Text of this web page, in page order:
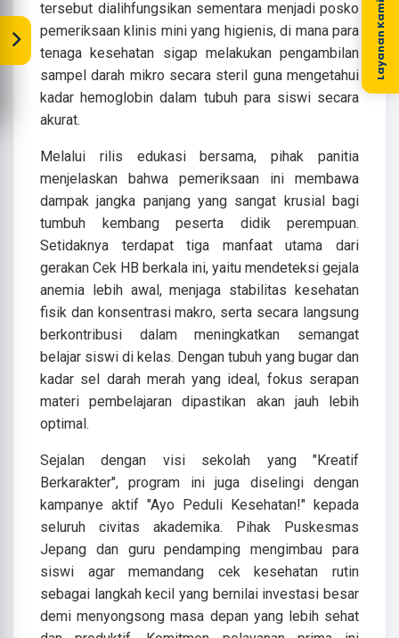
tersebut dialihfungsikan sementara menjadi posko
pemeriksaan klinis mini yang higienis, di mana para
tenaga kesehatan sigap melakukan pengambilan
sampel darah mikro secara steril guna mengetahui
kadar hemoglobin dalam tubuh para siswi secara
akurat.
​Melalui rilis edukasi bersama, pihak panitia
menjelaskan bahwa pemeriksaan ini membawa
dampak jangka panjang yang sangat krusial bagi
tumbuh kembang peserta didik perempuan.
Setidaknya terdapat tiga manfaat utama dari
gerakan Cek HB berkala ini, yaitu mendeteksi gejala
anemia lebih awal, menjaga stabilitas kesehatan
fisik dan konsentrasi makro, serta secara langsung
berkontribusi dalam meningkatkan semangat
belajar siswi di kelas. Dengan tubuh yang bugar dan
kadar sel darah merah yang ideal, fokus serapan
materi pembelajaran dipastikan akan jauh lebih
optimal.
​Sejalan dengan visi sekolah yang "Kreatif
Berkarakter", program ini juga diselingi dengan
kampanye aktif "Ayo Peduli Kesehatan!" kepada
seluruh civitas akademika. Pihak Puskesmas
Jepang dan guru pendamping mengimbau para
siswi agar memandang cek kesehatan rutin
sebagai langkah kecil yang bernilai investasi besar
demi menyongsong masa depan yang lebih sehat
Layanan Kami